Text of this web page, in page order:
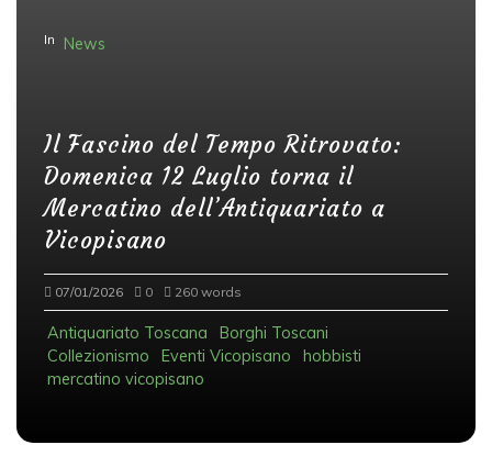
In News
Il Fascino del Tempo Ritrovato:
Domenica 12 Luglio torna il
Mercatino dell’Antiquariato a
Vicopisano
07/01/2026 0 260 words
Antiquariato Toscana
Borghi Toscani
Collezionismo
Eventi Vicopisano
hobbisti
mercatino vicopisano